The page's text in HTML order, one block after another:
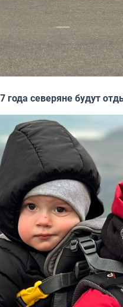
года северяне будут